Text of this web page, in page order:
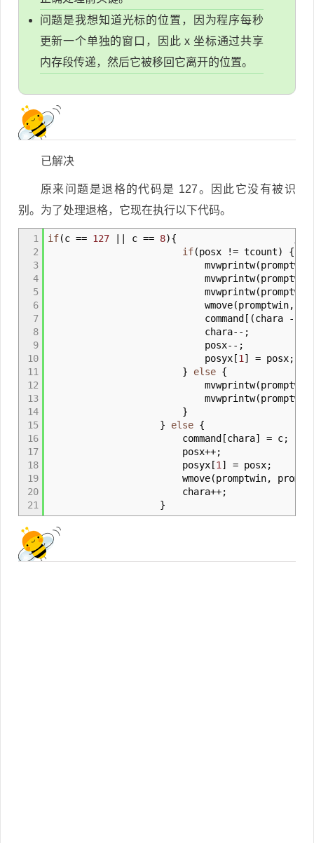
问题是我想知道光标的位置，因为程序每秒
更新一个单独的窗口，因此 x 坐标通过共享
内存段传递，然后它被移回它离开的位置。
已解决
原来问题是退格的代码是 127。因此它没有被识
别。为了处理退格，它现在执行以下代码。
1
2
3
4
5
6
7
8
9
10
11
12
13
14
15
16
17
18
19
20
21
if(c == 127 c == 8){
if(posx != tcount)
{
mvwprintw(promptwin
mvwprintw(promptwin
mvwprintw(promptwin
wmove(promptwin,
command [ (chara -
chara--;
posx--;
posyx [1 ] = posx;
}
else {
mvwprintw(promptwin
mvwprintw(promptwin
}
}
else {
command [chara] = c;
posx++;
posyx [1 ] = posx;
wmove(promptwin,
chara++;
}